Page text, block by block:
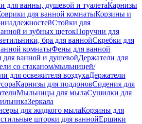
для ванны, душевой и туалетаКарнизы
для ванной комнатыКорзины и
Стойки для
и зубных щетокПоручни для
бра для ваннойСкребки для
комнатыФены для ванной
для ванной и душевойДержатели для
со стаканом/мыльницей/
для освежителя воздухаДержатели
Карнизы для поддоновСидения для
Мыльницы для мылаСушилки для
Зеркала
для жидкого мылаКорзины для
шторки для ваннойЕршики